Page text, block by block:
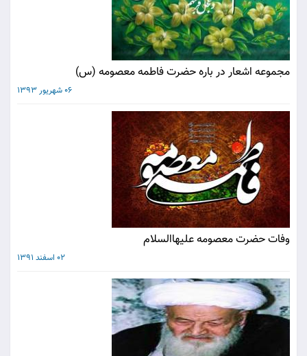
مجموعه اشعار در باره حضرت فاطمه معصومه (س)
06 شهریور 1393
وفات حضرت معصومه علیهاالسلام
02 اسفند 1391